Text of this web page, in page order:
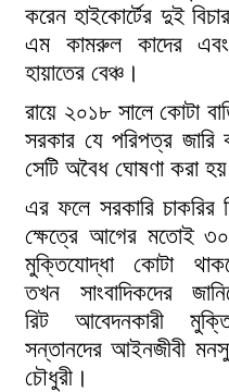
করেন হাইকোর্টের দুই
এম কামরুল কাদের এবং
হায়াতের বেঞ্চ।
রায়ে ২০১৮ সালে কোটা
সরকার যে পরিপত্র জারি
সেটি অবৈধ ঘোষণা করা
এর ফলে সরকারি চাকরির
ক্ষেত্রে আগের মতোই
মুক্তিযোদ্ধা কোটা
তখন সাংবাদিকদের
রিট আবেদনকারী
সন্তানদের আইনজীবী
চৌধুরী।